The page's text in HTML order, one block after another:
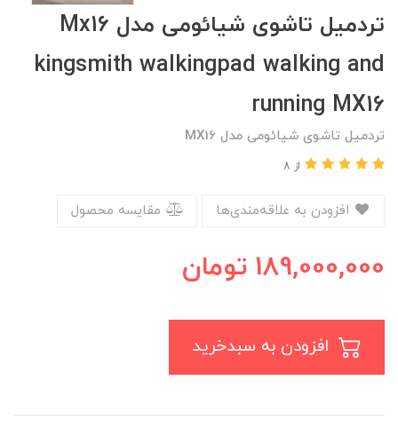
تردمیل تاشوی شیائومی مدل Mx16
kingsmith walkingpad walking and
running MX16
تردمیل تاشوی شیائومی مدل MX16
از 8
مقایسه محصول
189,000,000 تومان